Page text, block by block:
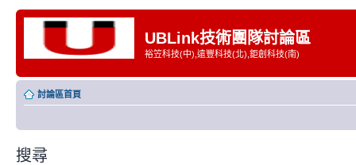
UBLink技術團隊討論區
裕笠科技(中),遠豐科技(北),鉅創科技(南)
討論區首頁
搜尋